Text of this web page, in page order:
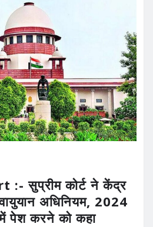
सुप्रीम कोर्ट ने केंद्र
अधिनियम, 2024
पेश करने को कहा